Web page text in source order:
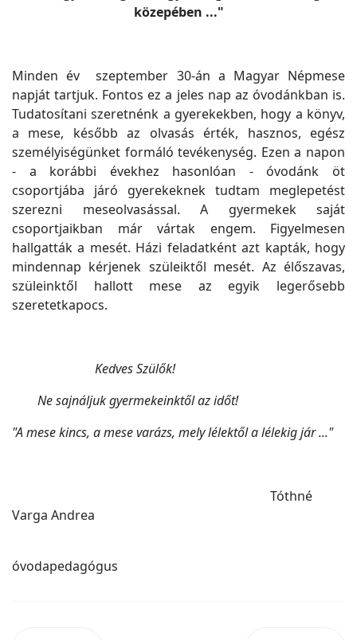
közepében ..."
Minden év szeptember 30-án a Magyar Népmese
napját tartjuk. Fontos ez a jeles nap az óvodánkban is.
Tudatosítani szeretnénk a gyerekekben, hogy a könyv,
a mese, később az olvasás érték, hasznos, egész
személyiségünket formáló tevékenység. Ezen a napon
- a korábbi évekhez hasonlóan - óvodánk öt
csoportjába járó gyerekeknek tudtam meglepetést
szerezni meseolvasással. A gyermekek saját
csoportjaikban már vártak engem. Figyelmesen
hallgatták a mesét. Házi feladatként azt kapták, hogy
mindennap kérjenek szüleiktől mesét. Az élőszavas,
szüleinktől hallott mese az egyik legerősebb
szeretetkapocs.
Kedves Szülők!
Ne sajnáljuk gyermekeinktől az időt!
"A mese kincs, a mese varázs, mely lélektől a lélekig jár ..."
Tóthné
Varga Andrea
óvodapedagógus